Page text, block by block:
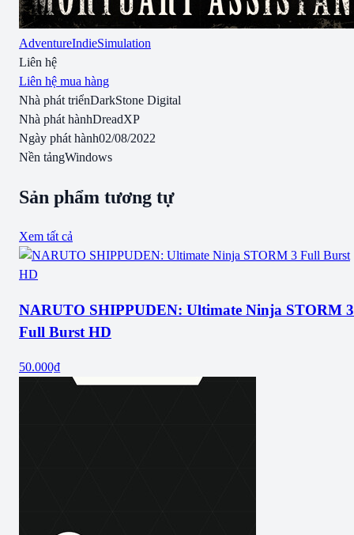
AdventureIndieSimulation
Liên hệ
Liên hệ mua hàng
Nhà phát triểnDarkStone Digital
Nhà phát hànhDreadXP
Ngày phát hành02/08/2022
Nền tảngWindows
Sản phẩm tương tự
Xem tất cả
NARUTO SHIPPUDEN: Ultimate Ninja STORM 3
Full Burst HD
50.000₫